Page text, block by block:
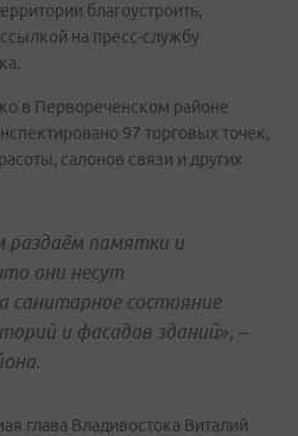
благоустроить,
на пресс-службу
в Первореченском районе
97 торговых точек,
салонов связи и других
раздаём памятки и
они несут
санитарное состояние
и фасадов зданий», –
глава Владивостока Виталий